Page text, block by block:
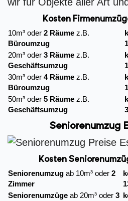
Kosten
10m³ oder 2 Räume z.B.
Büroumzug
20m³ oder 3 Räume z.B.
Geschäftsumzug
30m³ oder 4 Räume z.B.
Büroumzug
50m³ oder 5 Räume z.B.
Geschäftsumzug
Seniorenumzug
Kosten
Seniorenumzug ab 10m³ oder 2
Zimmer
Seniorenumzüge ab 20m³ oder 3